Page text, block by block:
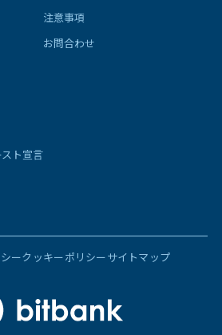
注意事項
お問合わせ
ト宣言
ークッキーポリシーサイトマップ